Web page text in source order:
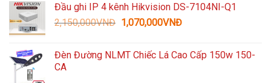
là:
5,959,000VNĐ.
tại
là:
Đầu ghi IP 4 kênh Hikvision DS-7104NI-Q1
2,150,000VNĐ Giá
2,150,000VNĐ.
1,070,000VNĐGiá
là:
Đèn Đường NLMT Chiếc Lá Cao Cấp 150w 150-
CA